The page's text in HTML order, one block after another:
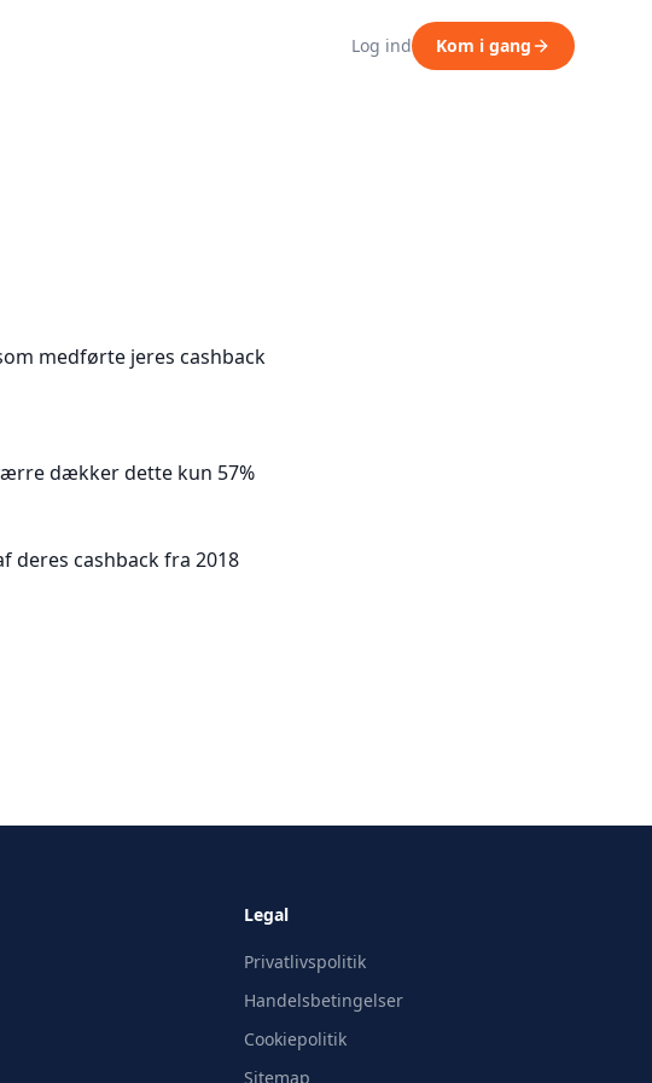
Log ind Kom i gang
medførte jeres cashback
dækker dette kun 57%
deres cashback fra 2018
Legal
Privatlivspolitik
Handelsbetingelser
Cookiepolitik
Sitemap